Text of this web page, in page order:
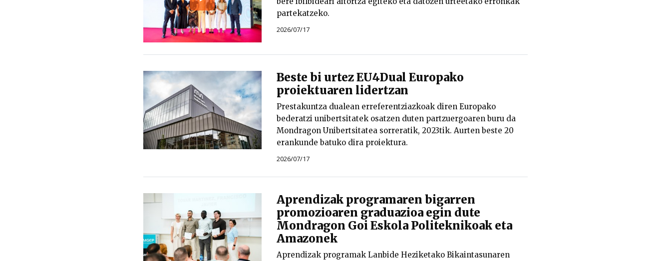
partekatzeko.
2026/07/17
Beste bi urtez EU4Dual Europako
proiektuaren lidertzan
Prestakuntza dualean erreferentziazkoak diren Europako
bederatzi unibertsitatek osatzen duten partzuergoaren buru da
Mondragon Unibertsitatea sorreratik, 2023tik. Aurten beste 20
erankunde batuko dira proiektura.
2026/07/17
Aprendizak programaren bigarren
promozioaren graduazioa egin dute
Mondragon Goi Eskola Politeknikoak eta
Amazonek
Aprendizak programak Lanbide Heziketako Bikaintasunaren